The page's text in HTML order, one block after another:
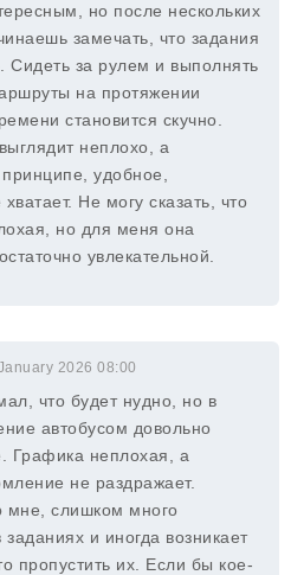
но после нескольких
замечать, что задания
Сидеть за рулем и выполнять
на протяжении
становится скучно.
неплохо, а
удобное,
Не могу сказать, что
но для меня она
увлекательной.
2026 08:00
что будет нудно, но в
автобусом довольно
Графика неплохая, а
не раздражает.
мне, слишком много
и иногда возникает
пропустить их. Если бы кое-